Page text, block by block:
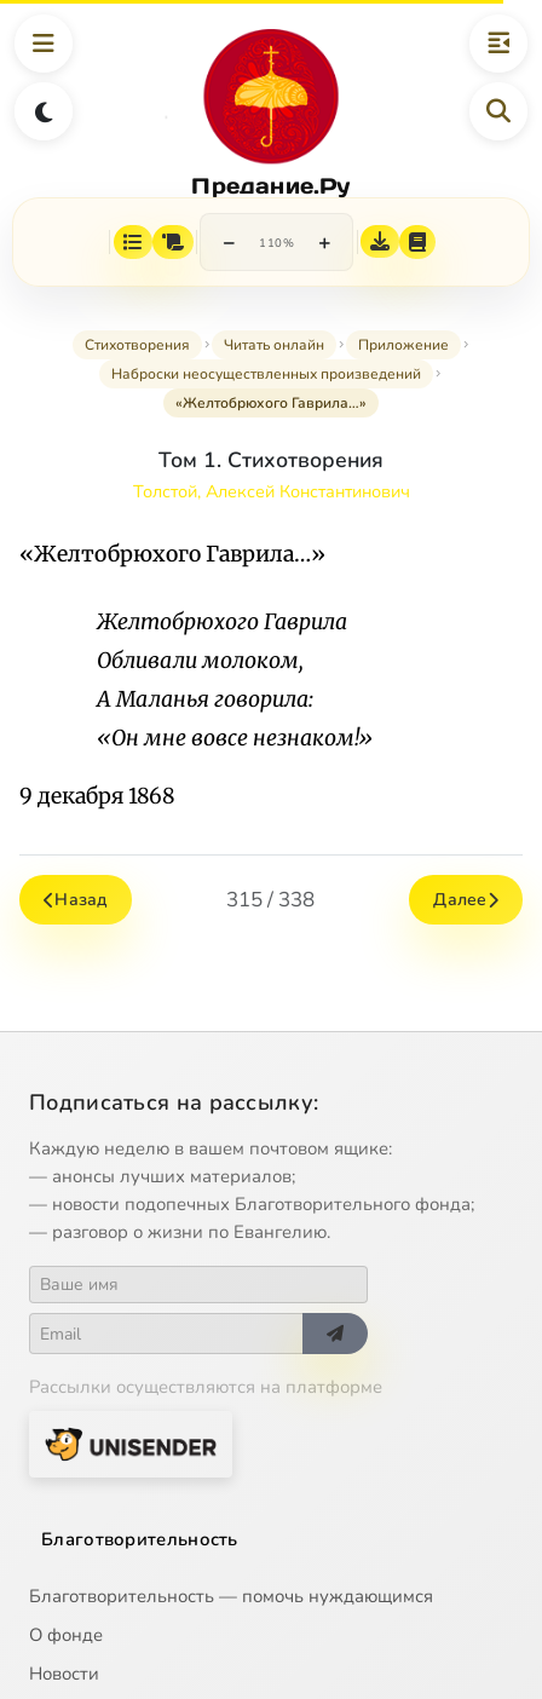
Предание.Ру
− 110% +
Стихотворения Читать онлайн
Приложение
Наброски неосуществленных произведений
«Желтобрюхого Гаврила…»
Том 1. Стихотворения
Толстой, Алексей Константинович
«Желтобрюхого Гаврила…»
Желтобрюхого Гаврила
Обливали молоком,
А Маланья говорила:
«Он мне вовсе незнаком!»
9 декабря 1868
Назад 315 / 338 Далее
Подписаться на рассылку:
Каждую неделю в вашем почтовом ящике:
— анонсы лучших материалов;
— новости подопечных Благотворительного фонда;
— разговор о жизни по Евангелию.
Рассылки осуществляются на платформе
Благотворительность
Благотворительность — помочь нуждающимся
О фонде
Новости